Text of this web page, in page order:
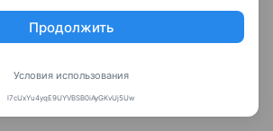
Продолжить
Условия использования
l7cUxYu4yqE9UYVBSB0iAyGKvUj5Uw